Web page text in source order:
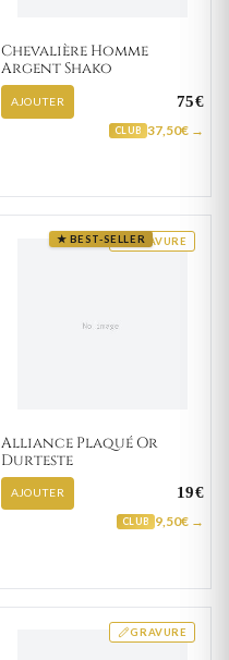
Chevalière Homme
Argent Shako
AJOUTER 75€
CLUB 37,50€ →
GRAVURE
★ BEST-SELLER
Alliance Plaqué Or
Durteste
AJOUTER 19€
CLUB 9,50€ →
GRAVURE